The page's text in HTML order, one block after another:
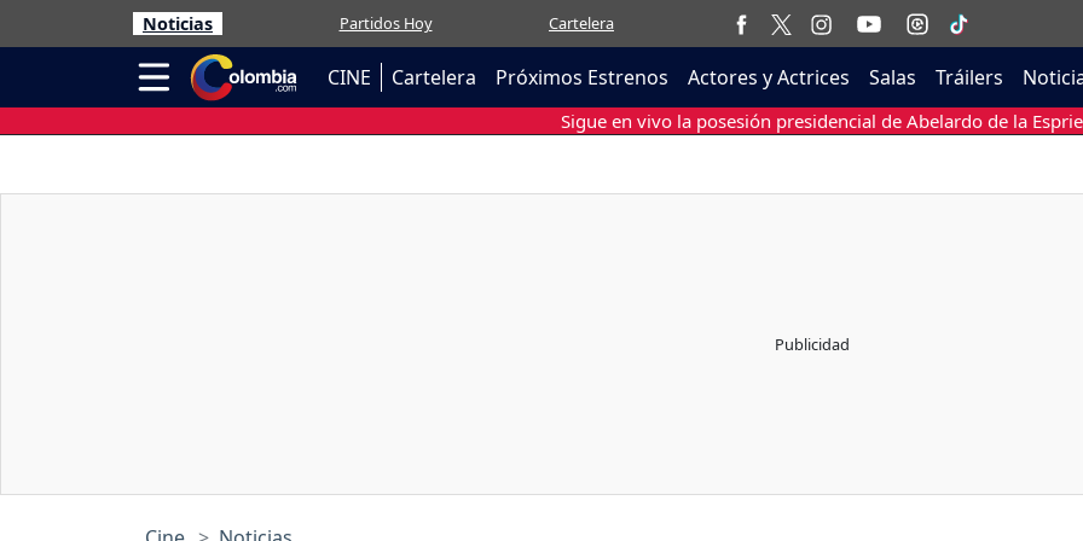
Noticias Partidos Hoy Cartelera
CINE Cartelera Próximos Estrenos Actores y Actrices Salas Tráilers
Sigue en vivo la posesión presidencial de Abelardo de la